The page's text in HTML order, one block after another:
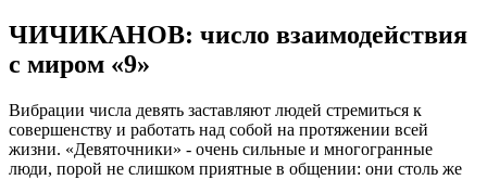
ЧИЧИКАНОВ: число взаимодействия
с миром «9»
Вибрации числа девять заставляют людей стремиться к
совершенству и работать над собой на протяжении всей
жизни. «Девяточники» - очень сильные и многогранные
люди, порой не слишком приятные в общении: они столь же